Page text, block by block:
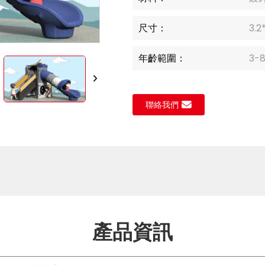
尺寸：
年齡範圍： 3-8
聯絡我們
產品資訊